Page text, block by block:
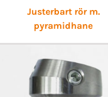
Justerbart rör m.
pyramidhane